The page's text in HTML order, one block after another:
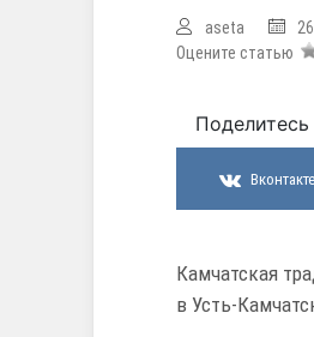
aseta
Оцените статью
Вконтакте
Камчатская
в Усть-